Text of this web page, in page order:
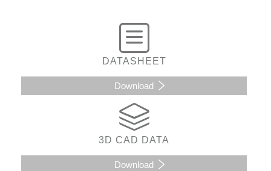
DATASHEET
Download
3D CAD DATA
Download